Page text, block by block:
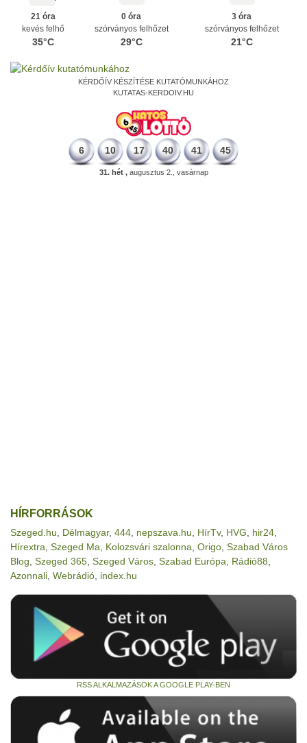
21 óra
kevés felhő
35°C
0 óra
szórványos felhőzet
29°C
3 óra
szórványos felhőzet
21°C
KÉRDŐÍV KÉSZÍTÉSE KUTATÓMUNKÁHOZ
KUTATAS-KERDOIV.HU
6 10 17 40 41 45
31. hét ,augusztus 2., vasárnap
HÍRFORRÁSOK
Szeged.hu Délmagyar, 444 nepszava.hu HírTv, HVG hir24
Hírextra Szeged Ma Kolozsvári szalonna Origo Szabad Város
Blog Szeged 365 Szeged Város Szabad Európa Rádió88
Azonnali Webrádió index.hu
RSS ALKALMAZÁSOK A GOOGLE PLAY-BEN